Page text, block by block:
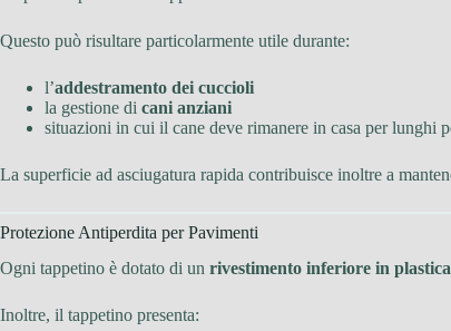
Questo può risultare particolarmente utile durante:
l’addestramento dei cuccioli
la gestione di cani anziani
situazioni in cui il cane deve rimanere in casa per lunghi
La superficie ad asciugatura rapida contribuisce inoltre a
Protezione Antiperdita per Pavimenti
Ogni tappetino è dotato di un rivestimento inferiore in
Inoltre, il tappetino presenta: